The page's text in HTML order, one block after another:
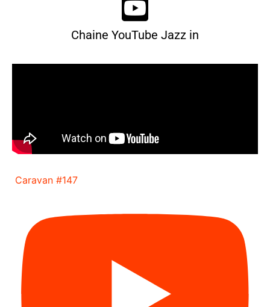
Chaine YouTube Jazz in
Caravan #147